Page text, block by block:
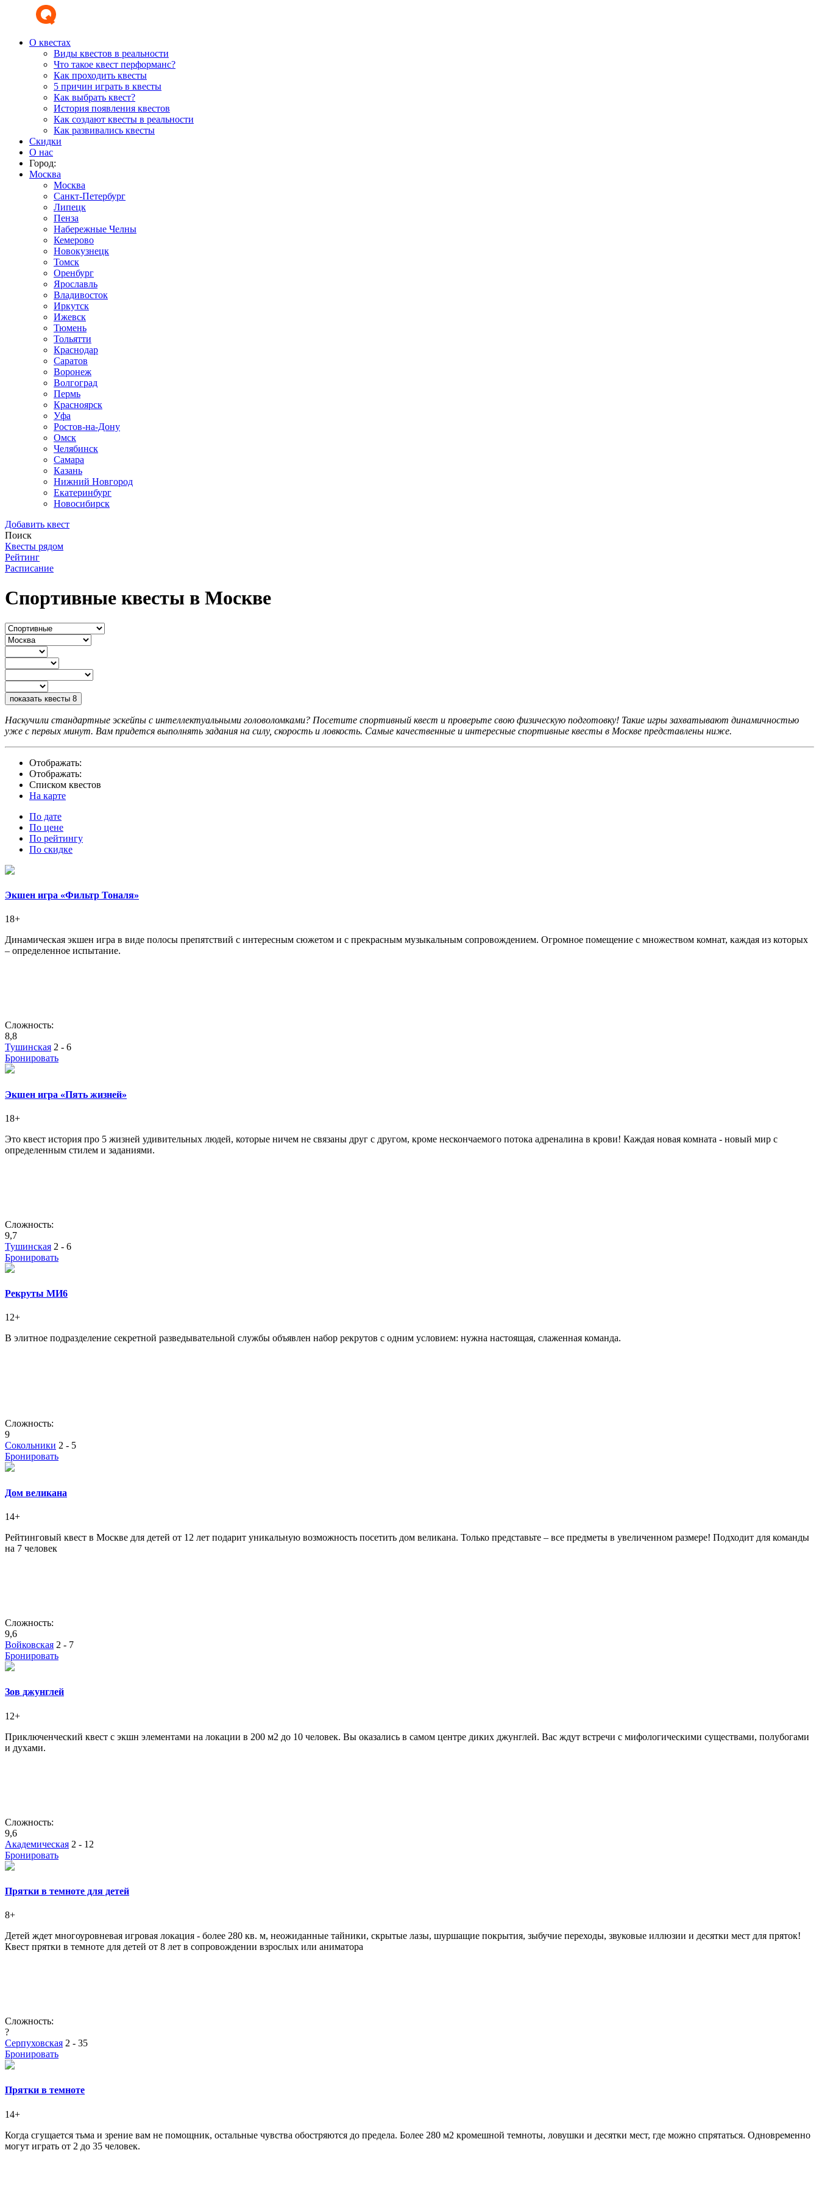
О квестах
Виды квестов в реальности
Что такое квест перформанс?
Как проходить квесты
5 причин играть в квесты
Как выбрать квест?
История появления квестов
Как создают квесты в реальности
Как развивались квесты
Скидки
О нас
Город:
Москва
Москва
Санкт-Петербург
Липецк
Пенза
Набережные Челны
Кемерово
Новокузнецк
Томск
Оренбург
Ярославль
Владивосток
Иркутск
Ижевск
Тюмень
Тольятти
Краснодар
Саратов
Воронеж
Волгоград
Пермь
Красноярск
Уфа
Ростов-на-Дону
Омск
Челябинск
Самара
Казань
Нижний Новгород
Екатеринбург
Новосибирск
Добавить квест
Поиск
Квесты рядом
Рейтинг
Расписание
Спортивные квесты в Москве
показать квесты 8
Наскучили стандартные эскейпы с интеллектуальными головоломками? Посетите спортивный квест и проверьте свою физическую подготовку! Такие игры захватывают динамичностью
уже с первых минут. Вам придется выполнять задания на силу, скорость и ловкость. Самые качественные и интересные спортивные квесты в Москве представлены ниже.
Отображать:
Отображать:
Списком квестов
На карте
По дате
По цене
По рейтингу
По скидке
Экшен игра «Фильтр Тоналя»
18+
Динамическая экшен игра в виде полосы препятствий с интересным сюжетом и с прекрасным музыкальным сопровождением. Огромное помещение с множеством комнат, каждая из которых
– определенное испытание.
Сложность:
8,8
Тушинская 2 - 6
Бронировать
Экшен игра «Пять жизней»
18+
Это квест история про 5 жизней удивительных людей, которые ничем не связаны друг с другом, кроме нескончаемого потока адреналина в крови! Каждая новая комната - новый мир с
определенным стилем и заданиями.
Сложность:
9,7
Тушинская 2 - 6
Бронировать
Рекруты МИ6
12+
В элитное подразделение секретной разведывательной службы объявлен набор рекрутов с одним условием: нужна настоящая, слаженная команда.
Сложность:
9
Сокольники 2 - 5
Бронировать
Дом великана
14+
Рейтинговый квест в Москве для детей от 12 лет подарит уникальную возможность посетить дом великана. Только представьте – все предметы в увеличенном размере! Подходит для команды
на 7 человек
Сложность:
9,6
Войковская 2 - 7
Бронировать
Зов джунглей
12+
Приключенческий квест с экшн элементами на локации в 200 м2 до 10 человек. Вы оказались в самом центре диких джунглей. Вас ждут встречи с мифологическими существами, полубогами
и духами.
Сложность:
9,6
Академическая 2 - 12
Бронировать
Прятки в темноте для детей
8+
Детей ждет многоуровневая игровая локация - более 280 кв. м, неожиданные тайники, скрытые лазы, шуршащие покрытия, зыбучие переходы, звуковые иллюзии и десятки мест для пряток!
Квест прятки в темноте для детей от 8 лет в сопровождении взрослых или аниматора
Сложность:
?
Серпуховская 2 - 35
Бронировать
Прятки в темноте
14+
Когда сгущается тьма и зрение вам не помощник, остальные чувства обостряются до предела. Более 280 м2 кромешной темноты, ловушки и десятки мест, где можно спрятаться. Одновременно
могут играть от 2 до 35 человек.